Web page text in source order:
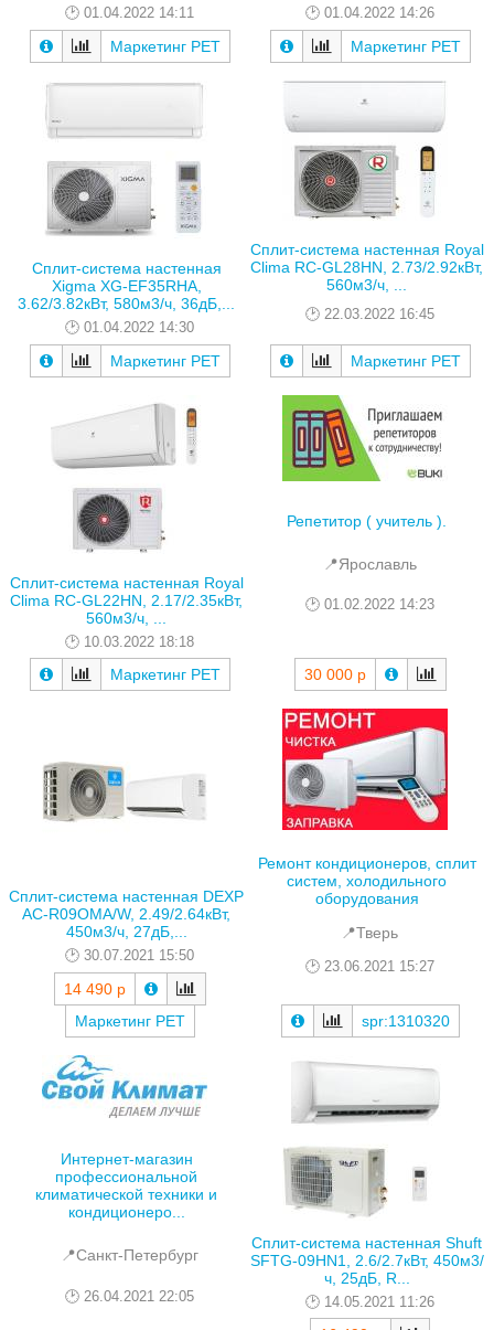
01.04.2022 14:11
Маркетинг РЕТ
01.04.2022 14:26
Маркетинг РЕТ
Сплит-система настенная
Xigma XG-EF35RHA,
3.62/3.82кВт, 580м3/ч, 36дБ,...
01.04.2022 14:30
Маркетинг РЕТ
Сплит-система настенная Royal
Clima RC-GL28HN, 2.73/2.92кВт,
560м3/ч, ...
22.03.2022 16:45
Маркетинг РЕТ
Сплит-система настенная Royal
Clima RC-GL22HN, 2.17/2.35кВт,
560м3/ч, ...
10.03.2022 18:18
Маркетинг РЕТ
Репетитор ( учитель ).
📍Ярославль
01.02.2022 14:23
30 000 р
Сплит-система настенная DEXP
AC-R09OMA/W, 2.49/2.64кВт,
450м3/ч, 27дБ,...
30.07.2021 15:50
14 490 р
Маркетинг РЕТ
Ремонт кондиционеров, сплит
систем, холодильного
оборудования
📍Тверь
23.06.2021 15:27
spr:1310320
Интернет-магазин
профессиональной
климатической техники и
кондиционеро...
📍Санкт-Петербург
26.04.2021 22:05
Сплит-система настенная Shuft
SFTG-09HN1, 2.6/2.7кВт, 450м3/
ч, 25дБ, R...
14.05.2021 11:26